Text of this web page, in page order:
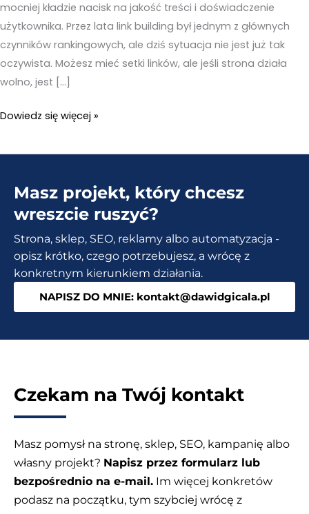
mocniej kładzie nacisk na jakość treści i doświadczenie
użytkownika. Przez lata link building był jednym z głównych
czynników rankingowych, ale dziś sytuacja nie jest już tak
oczywista. Możesz mieć setki linków, ale jeśli strona działa
wolno, jest […]
Pozycjonowanie
linków
Czy
można
top
bez
Dowiedz się więcej »
Masz projekt, który chcesz
wreszcie ruszyć?
Strona, sklep, SEO, reklamy albo automatyzacja -
opisz krótko, czego potrzebujesz, a wrócę z
konkretnym kierunkiem działania.
NAPISZ DO MNIE: kontakt@dawidgicala.pl
Czekam na Twój kontakt
Masz pomysł na stronę, sklep, SEO, kampanię albo
własny projekt? Napisz przez formularz lub
bezpośrednio na e-mail. Im więcej konkretów
podasz na początku, tym szybciej wrócę z